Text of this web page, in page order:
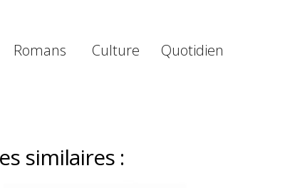
Romans Culture Quotidien
similaires :